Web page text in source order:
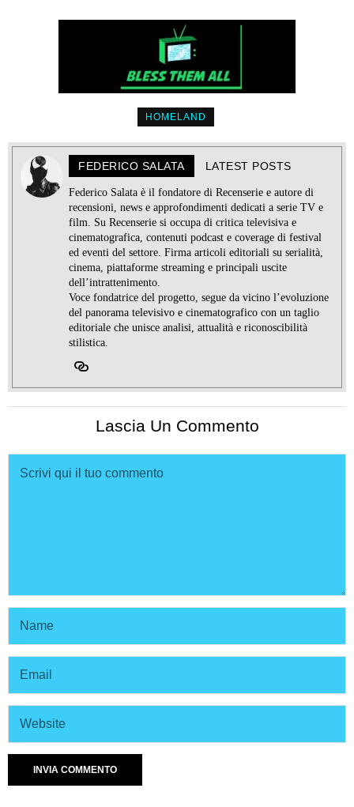
HOMELAND
FEDERICO SALATA LATEST POSTS
Federico Salata è il fondatore di Recenserie e autore di
recensioni, news e approfondimenti dedicati a serie TV e
film. Su Recenserie si occupa di critica televisiva e
cinematografica, contenuti podcast e coverage di festival
ed eventi del settore. Firma articoli editoriali su serialità,
cinema, piattaforme streaming e principali uscite
dell’intrattenimento.
Voce fondatrice del progetto, segue da vicino l’evoluzione
del panorama televisivo e cinematografico con un taglio
editoriale che unisce analisi, attualità e riconoscibilità
stilistica.
Lascia Un Commento